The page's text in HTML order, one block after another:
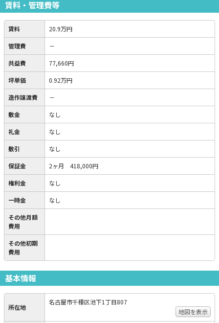
賃料・管理費等
賃料 20.9万円
管理費 －
共益費 77,660円
坪単価 0.92万円
造作譲渡費 －
敷金 なし
礼金 なし
敷引 なし
保証金 2ヶ月 418,000円
権利金 なし
一時金 なし
その他月額
費用
その他初期
費用
基本情報
所在地
名古屋市千種区池下1丁目807
地図を表示